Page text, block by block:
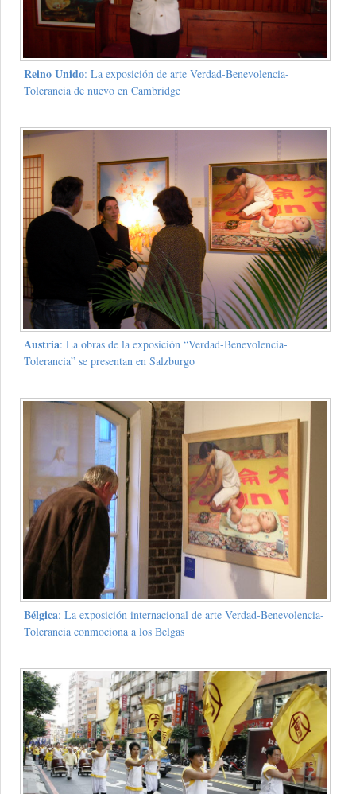
Reino Unido: La exposición de arte Verdad-Benevolencia-
Tolerancia de nuevo en Cambridge
Austria: La obras de la exposición “Verdad-Benevolencia-
Tolerancia” se presentan en Salzburgo
Bélgica: La exposición internacional de arte Verdad-Benevolencia-
Tolerancia conmociona a los Belgas